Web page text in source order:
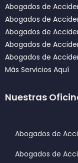
Abogados de
Abogados de
Abogados de
Abogados de
Abogados de
Más Servicios Aquí
Nuestras
Abogados de
Abogados de